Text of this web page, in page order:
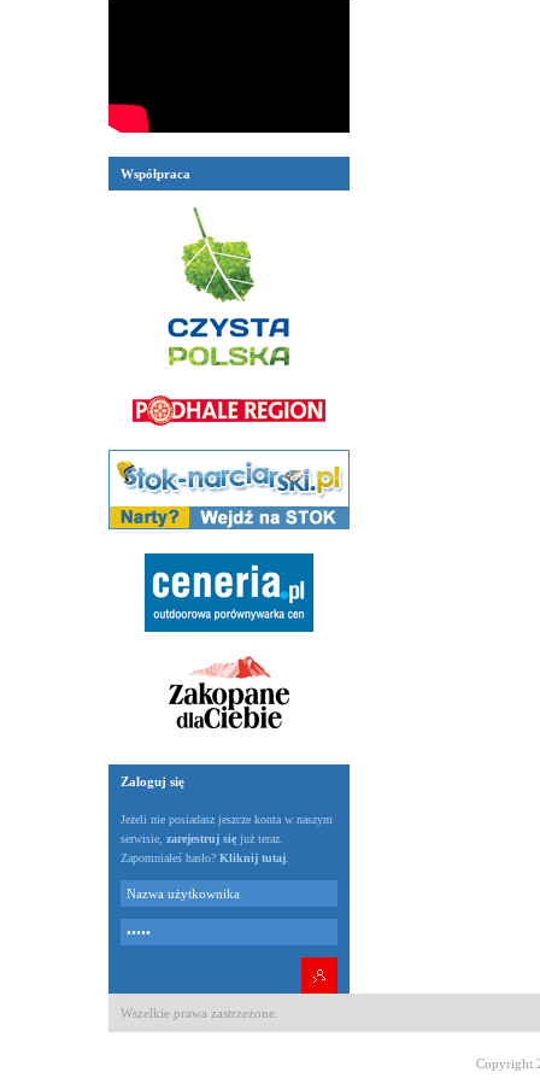
Współpraca
Zaloguj się
Jeżeli nie posiadasz jeszcze konta w naszym
serwisie, zarejestruj się już teraz.
Zapomniałeś hasło? Kliknij tutaj
Wszelkie prawa zastrzeżone.
Copyright